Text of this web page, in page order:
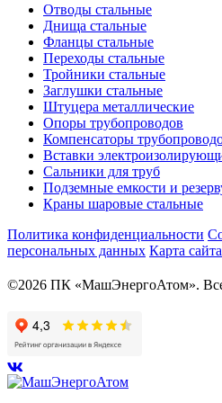
Отводы стальные
Днища стальные
Фланцы стальные
Переходы стальные
Тройники стальные
Заглушки стальные
Штуцера металлические
Опоры трубопроводов
Компенсаторы
Вставки
Сальники для труб
Подземные емкости и
Краны шаровые стальные
Политика конфиденциальности
персональных данных Карта сайта
©2026 ПК «МашЭнергоАтом».